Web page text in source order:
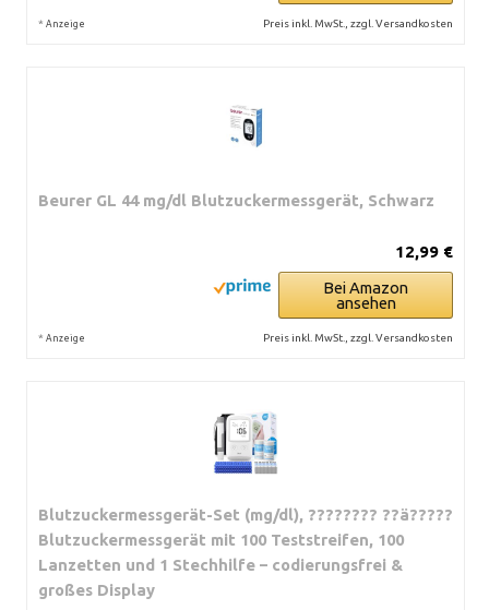
* Anzeige Preis inkl. MwSt., zzgl. Versandkosten
Beurer GL 44 mg/dl Blutzuckermessgerät, Schwarz
12,99 €
Bei Amazon
ansehen
* Anzeige Preis inkl. MwSt., zzgl. Versandkosten
Blutzuckermessgerät-Set (mg/dl), ???????? ??ä?????
Blutzuckermessgerät mit 100 Teststreifen, 100
Lanzetten und 1 Stechhilfe – codierungsfrei &
großes Display